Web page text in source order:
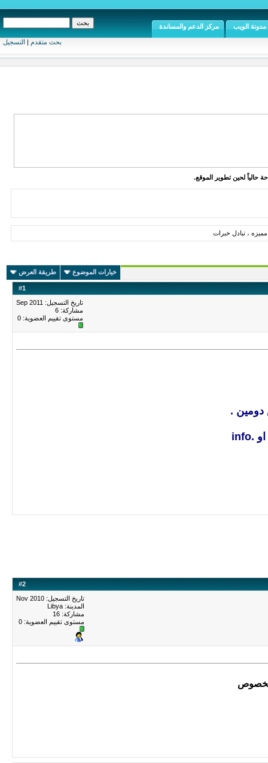
بحث متقدم | التسجيل
مدونة الويب مركز الدعم والمساندة
حالياً لحين تطوير الموقع.
، تبادل خبرات
خيارات الموضوع طريقة العرض
#1
تاريخ التسجيل: Sep 2011
مشاركة: 6
مستوى تقييم العضوية: 0
دومين .
#2
تاريخ التسجيل: Nov 2010
المدينة: Libya
مشاركة: 16
مستوى تقييم العضوية: 0
الخصوص